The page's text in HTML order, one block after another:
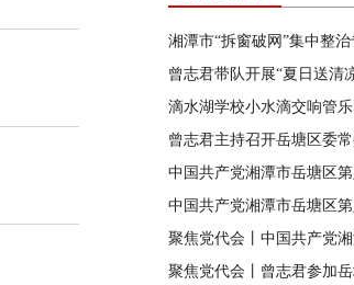
滴水湖学校小水滴交响管
曾志君主持召开岳塘区委